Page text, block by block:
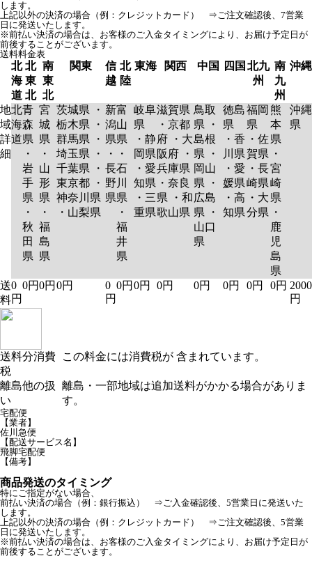
します。
上記以外の決済の場合（例：クレジットカード） ⇒ご注文確認後、7営業
日に発送いたします。
※前払い決済の場合は、お客様のご入金タイミングにより、お届け予定日が
前後することがございます。
送料料金表
北
海
道
北
東
北
南
東
北
関東
信
越
北
陸
東海 関西 中国 四国 北九
州
南
九
州
沖縄
地
域
詳
細
北
海
道
青
森
県
・
岩
手
県
・
秋
田
県
宮
城
県
・
山
形
県
・
福
島
県
茨城県 ・
栃木県 ・
群馬県 ・
埼玉県 ・
千葉県 ・
東京都 ・
神奈川県
・山梨県
新
潟
県
・
長
野
県
富
山
県
・
石
川
県
・
福
井
県
岐阜
県
・静
岡県
・愛
知県
・三
重県
滋賀県
・京都
府 ・大
阪府 ・
兵庫県
・奈良
県 ・和
歌山県
鳥取
県 ・
島根
県 ・
岡山
県 ・
広島
県 ・
山口
県
徳島
県
・香
川県
・愛
媛県
・高
知県
福岡
県
・佐
賀県
・長
崎県
・大
分県
熊
本
県
・
宮
崎
県
・
鹿
児
島
県
沖縄
県
送
料
0
円
0円0円 0円
0
円
0円 0円 0円 0円 0円 0円 0円 2000
円
送料分消費
税
この料金には消費税が 含まれています。
離島他の扱
い
離島・一部地域は追加送料がかかる場合がありま
す。
宅配便
【業者】
佐川急便
【配送サービス名】
飛脚宅配便
【備考】
商品発送のタイミング
特にご指定がない場合、
前払い決済の場合（例：銀行振込） ⇒ご入金確認後、5営業日に発送いた
します。
上記以外の決済の場合（例：クレジットカード） ⇒ご注文確認後、5営業
日に発送いたします。
※前払い決済の場合は、お客様のご入金タイミングにより、お届け予定日が
前後することがございます。